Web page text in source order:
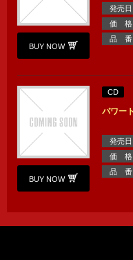
BUY NOW
発売日
価 格
品 番
BUY NOW
CD
パワー
発売日
価 格
品 番